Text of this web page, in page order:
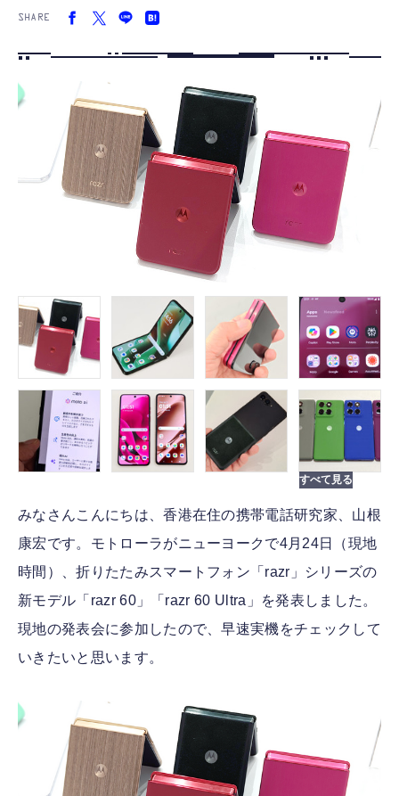
公式ストア
SHARE
みなさんこんにちは、香港在住の携帯電話研究家、山根
康宏です。モトローラがニューヨークで4月24日（現地
時間）、折りたたみスマートフォン「razr」シリーズの
新モデル「razr 60」「razr 60 Ultra」を発表しました。
現地の発表会に参加したので、早速実機をチェックして
いきたいと思います。